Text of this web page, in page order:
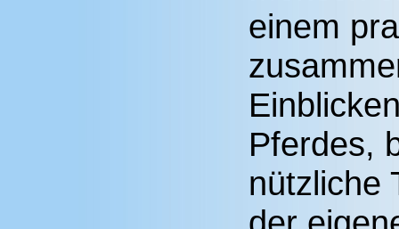
einem
Pferdes,
nützliche